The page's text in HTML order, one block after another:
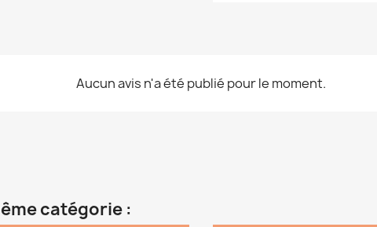
Aucun avis n'a été publié pour le moment.
catégorie :